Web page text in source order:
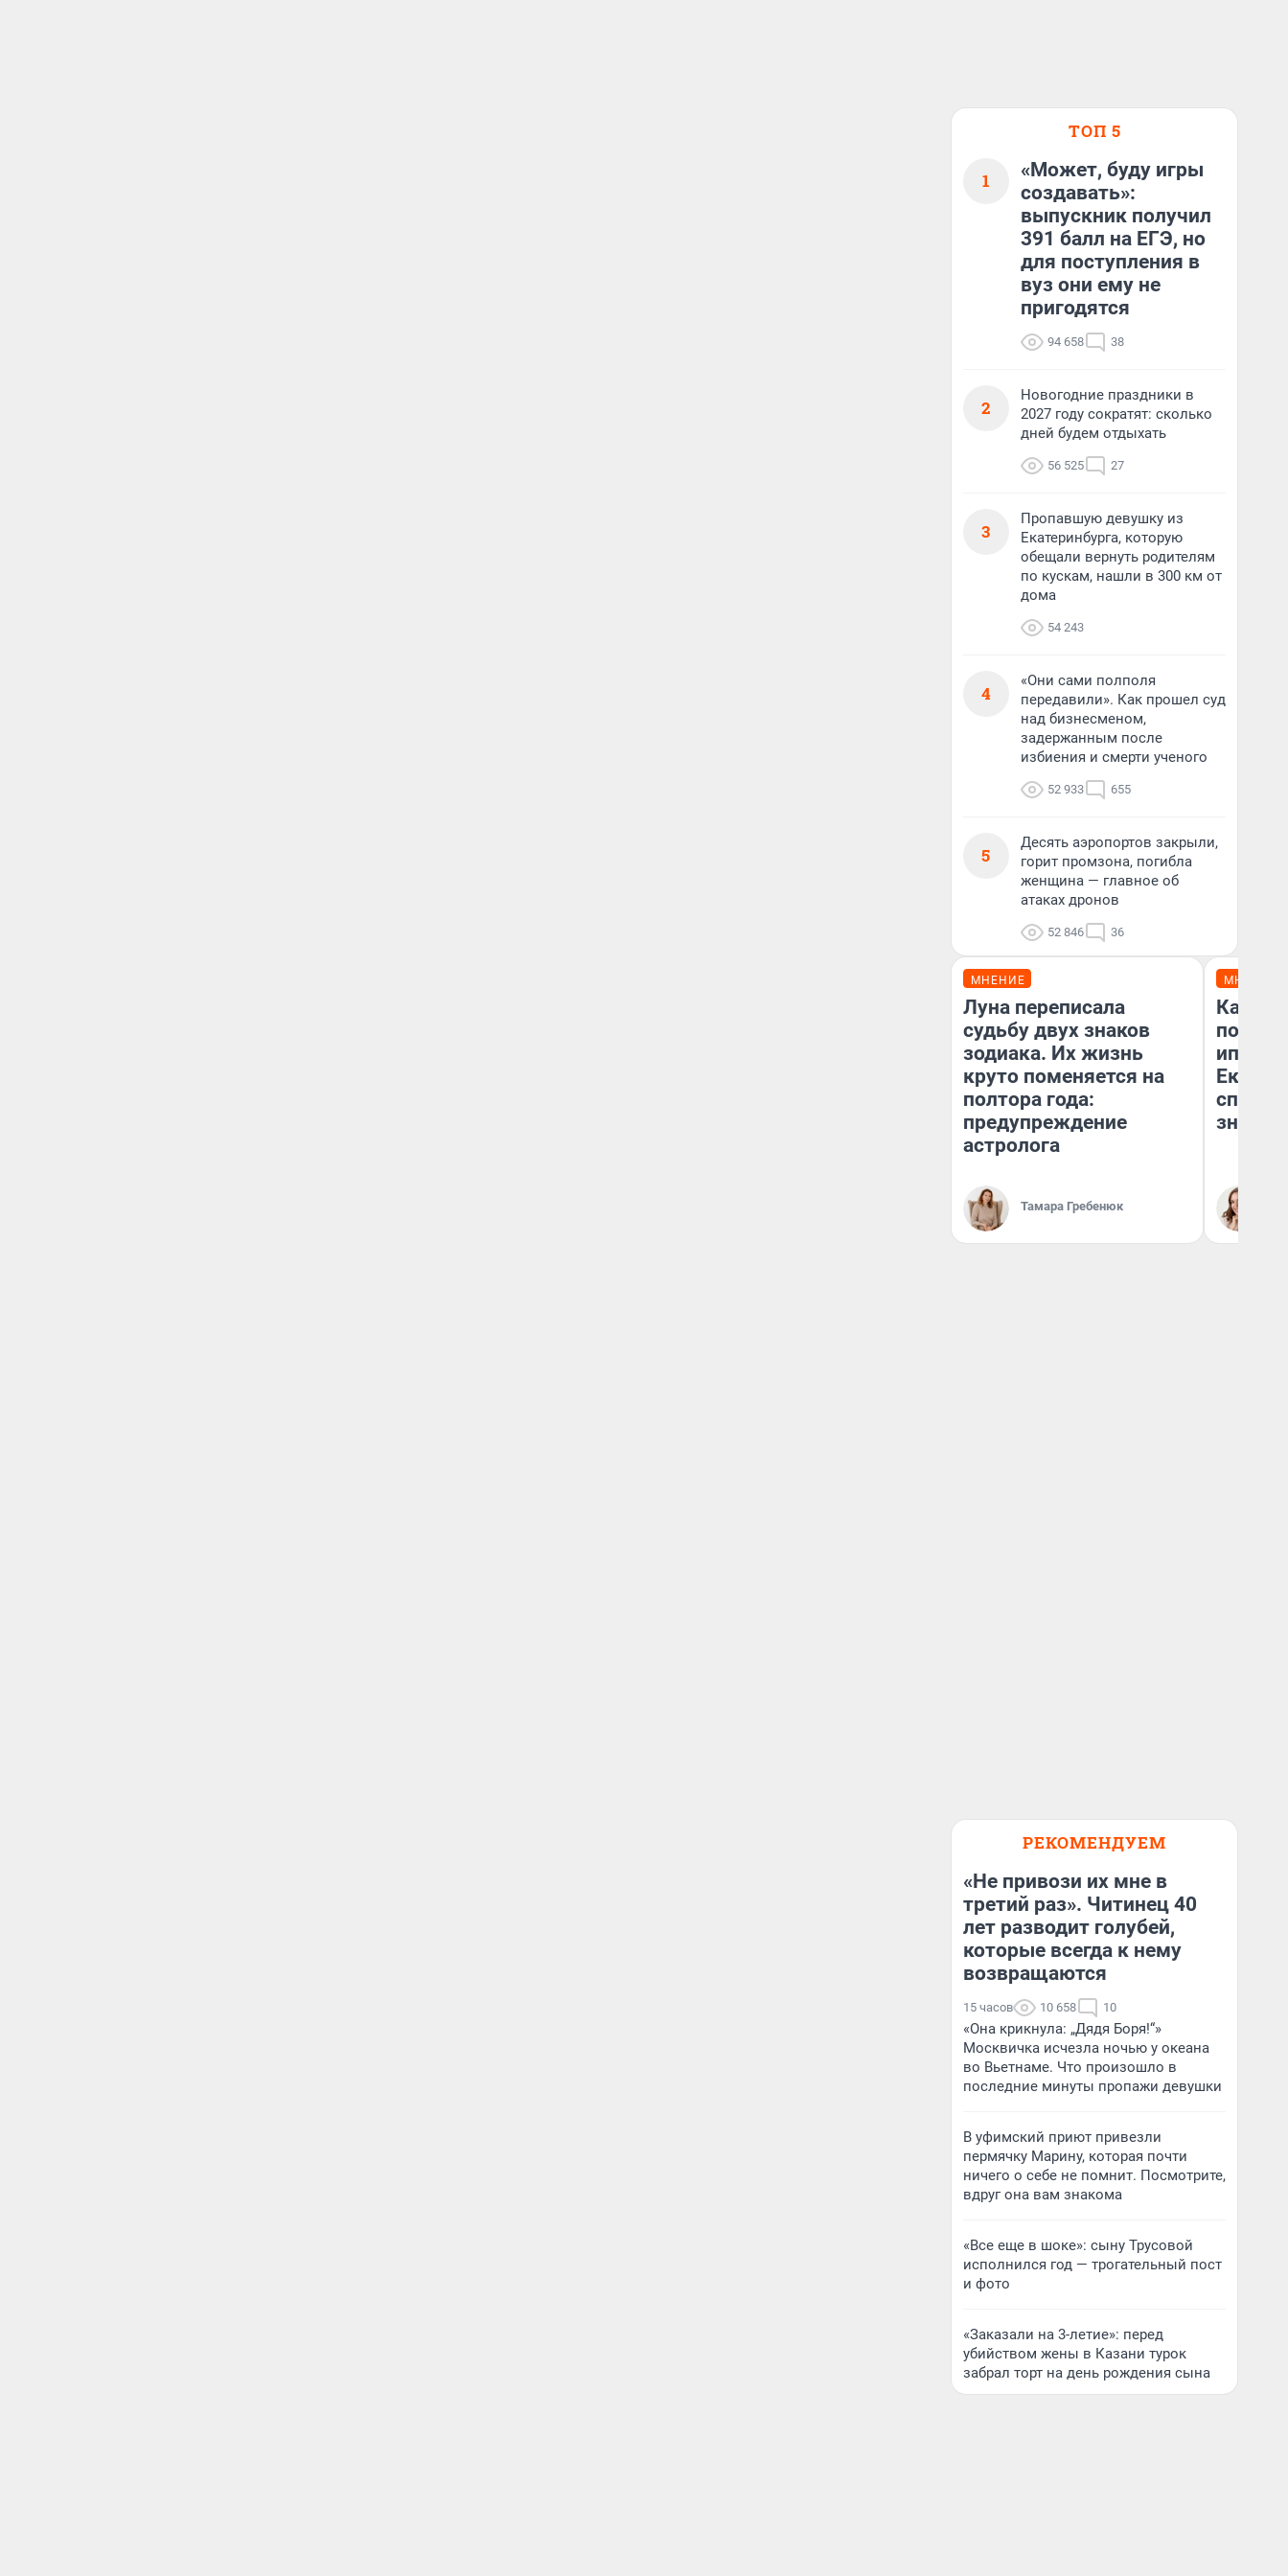
ТОП 5
1
«Может, буду игры
создавать»:
выпускник получил
391 балл на ЕГЭ, но
для поступления в
вуз они ему не
пригодятся
94 658 38
2
Новогодние праздники в
2027 году сократят: сколько
дней будем отдыхать
56 525 27
3
Пропавшую девушку из
Екатеринбурга, которую
обещали вернуть родителям
по кускам, нашли в 300 км от
дома
54 243
4
«Они сами полполя
передавили». Как прошел суд
над бизнесменом,
задержанным после
избиения и смерти ученого
52 933 655
5
Десять аэропортов закрыли,
горит промзона, погибла
женщина — главное об
атаках дронов
52 846 36
МНЕНИЕ
Луна переписала
судьбу двух знаков
зодиака. Их жизнь
круто поменяется на
полтора года:
предупреждение
астролога
Тамара Гребенюк
МНЕНИЕ
Как
после
знают
РЕКОМЕНДУЕМ
«Не привози их мне в
третий раз». Читинец 40
лет разводит голубей,
которые всегда к нему
возвращаются
15 часов 10 658 10
«Она крикнула: „Дядя Боря!“»
Москвичка исчезла ночью у океана
во Вьетнаме. Что произошло в
последние минуты пропажи девушки
В уфимский приют привезли
пермячку Марину, которая почти
ничего о себе не помнит. Посмотрите,
вдруг она вам знакома
«Все еще в шоке»: сыну Трусовой
исполнился год — трогательный пост
и фото
«Заказали на 3-летие»: перед
убийством жены в Казани турок
забрал торт на день рождения сына